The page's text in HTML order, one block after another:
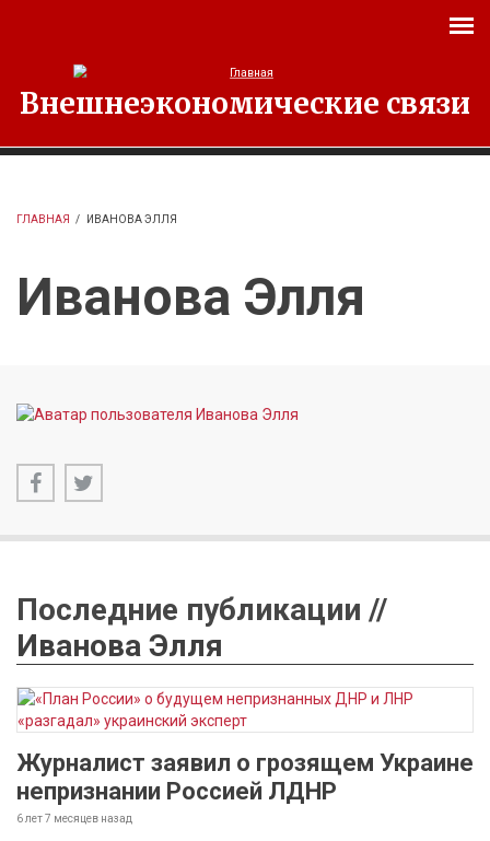
Внешнеэкономические связи
ГЛАВНАЯ / ИВАНОВА ЭЛЛЯ
Иванова Элля
Последние публикации //
Иванова Элля
Журналист заявил о грозящем Украине
непризнании Россией ЛДНР
6 лет 7 месяцев назад